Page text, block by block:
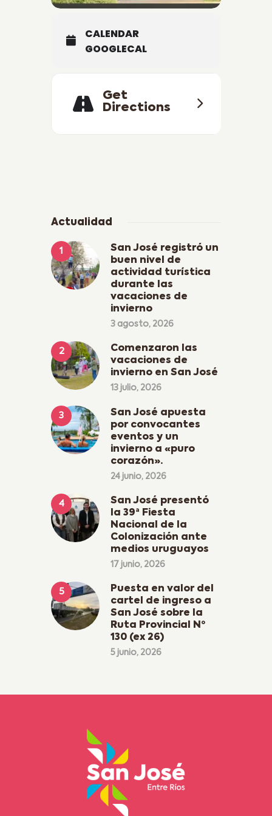
CALENDAR
GOOGLECAL
Get
Directions
Actualidad
San José registró un
buen nivel de
actividad turística
durante las
vacaciones de
invierno
3 agosto, 2026
Comenzaron las
vacaciones de
invierno en San José
13 julio, 2026
San José apuesta
por convocantes
eventos y un
invierno a «puro
corazón».
24 junio, 2026
San José presentó
la 39ª Fiesta
Nacional de la
Colonización ante
medios uruguayos
17 junio, 2026
Puesta en valor del
cartel de ingreso a
San José sobre la
Ruta Provincial Nº
130 (ex 26)
5 junio, 2026